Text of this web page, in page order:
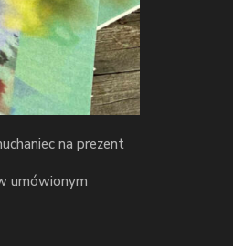
na prezent
umówionym